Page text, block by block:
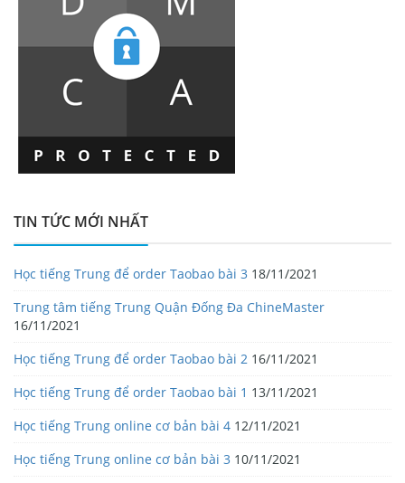
TIN TỨC MỚI NHẤT
Học tiếng Trung để order Taobao bài 3 18/11/2021
Trung tâm tiếng Trung Quận Đống Đa ChineMaster
16/11/2021
Học tiếng Trung để order Taobao bài 2 16/11/2021
Học tiếng Trung để order Taobao bài 1 13/11/2021
Học tiếng Trung online cơ bản bài 4 12/11/2021
Học tiếng Trung online cơ bản bài 3 10/11/2021